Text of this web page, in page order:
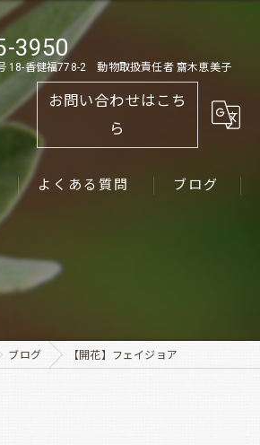
3950
18-香健福778-2 動物取扱責任者 齋木恵美子
お問い合わせはこち
ら
バー
よくある質問 ブログ
ブログ 【開花】フェイジョア